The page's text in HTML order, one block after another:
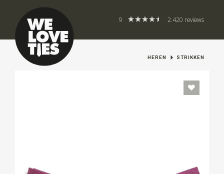
9 2.420 reviews
HEREN STRIKKEN